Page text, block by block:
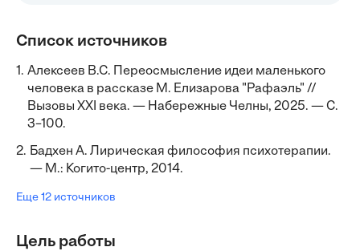
Список источников
1. Алексеев В.С. Переосмысление идеи маленького
человека в рассказе М. Елизарова "Рафаэль" //
Вызовы XXI века. — Набережные Челны, 2025. — С.
3–100.
2. Бадхен А. Лирическая философия психотерапии.
— М.: Когито-центр, 2014.
Еще 12 источников
Цель работы